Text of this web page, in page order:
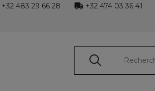
+32 483 29 66 28
+32 474 03 36 41